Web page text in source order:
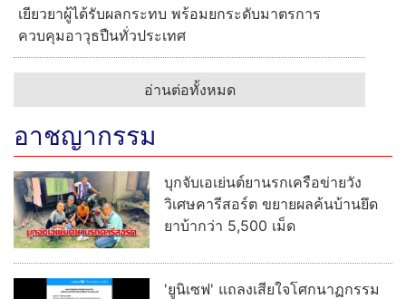
เยียวยาผู้ได้รับผลกระทบ พร้อมยกระดับมาตรการ
ควบคุมอาวุธปืนทั่วประเทศ
อ่านต่อทั้งหมด
อาชญากรรม
บุกจับเอเย่นต์ยานรกเครือข่ายวัง
วิเศษคารีสอร์ต ขยายผลค้นบ้านยึด
ยาบ้ากว่า 5,500 เม็ด
'ยูนิเซฟ' แถลงเสียใจโศกนาฏกรรม